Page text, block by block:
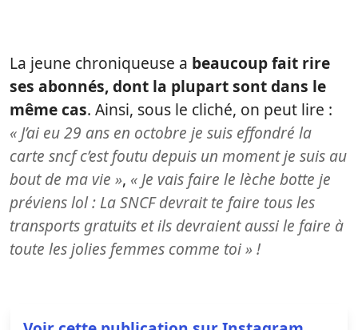
La jeune chroniqueuse a beaucoup fait rire
ses abonnés, dont la plupart sont dans le
même cas. Ainsi, sous le cliché, on peut lire :
« J’ai eu 29 ans en octobre je suis effondré la
carte sncf c’est foutu depuis un moment je suis au
bout de ma vie », « Je vais faire le lèche botte je
préviens lol : La SNCF devrait te faire tous les
transports gratuits et ils devraient aussi le faire à
toute les jolies femmes comme toi » !